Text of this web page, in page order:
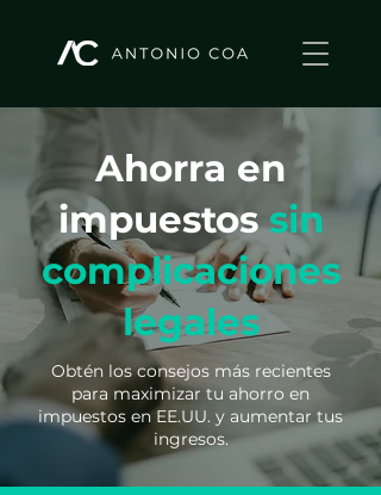
Ahorra en
impuestossin
complicaciones
legales
Obtén los consejos más recientes
para maximizar tu ahorro en
impuestos en EE.UU. y aumentar tus
ingresos.